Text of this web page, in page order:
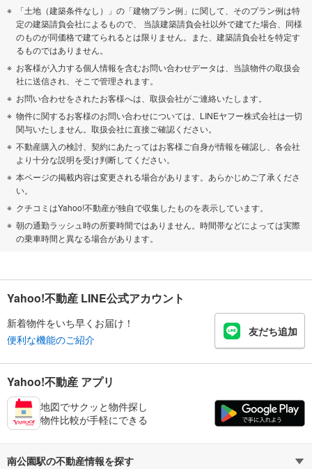
「土地（建築条件なし）」の「建物プラン例」に関して、そのプラン例は特
定の建築請負会社によるもので、 当該建築請負会社以外で建てた場合、同様
のものが同価格で建てられるとは限りません。また、建築請負会社を特定す
るものではありません。
お客様が入力する個人情報を含むお問い合わせデータは、当該物件の取扱会
社に送信され、そこで管理されます。
お問い合わせをされたお客様へは、取扱会社がご連絡いたします。
物件に関するお客様のお問い合わせについては、LINEヤフー株式会社は一切
関与いたしません。取扱会社に直接ご確認ください。
不動産購入の検討、契約にあたってはお客様ご自身が情報を確認し、各会社
より十分な説明を受け判断してください。
本ページの掲載内容は変更される場合があります。あらかじめご了承くださ
い。
クチコミはYahoo!不動産が独自で収集したものを表示しています。
朝の通勤ラッシュ時の所要時間ではありません。時間帯などによっては実際
の乗車時間と異なる場合があります。
Yahoo!不動産 LINE公式アカウント
新着物件をいち早くお届け！
便利な機能のご紹介
友だち追加
Yahoo!不動産 アプリ
地図でサクッと物件探し
物件比較が手軽にできる
南公園駅の不動産情報を探す